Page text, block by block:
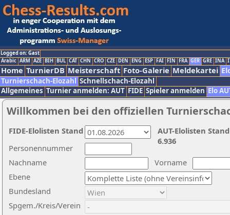
Logged on: Gast
Arabic ARM AZE BIH BUL CAT CHN CRO CZE DEN ENG ESP FAI FIN FRA GER GRE INA
Home TurnierDB Meisterschaft Foto-Galerie Meldekartei
Turnierschach-Elozahl Schnellschach-Elozahl
Allgemeines Turnier anmelden: AUT FIDE Spieler anmelden Elo
Willkommen bei den offiziellen
Nachname
Vorname
Ebene
Personennummer
Bundesland
Spgem./Kreis/Verein
AUT-Elolisten
6.936
FIDE-Elolisten Stand